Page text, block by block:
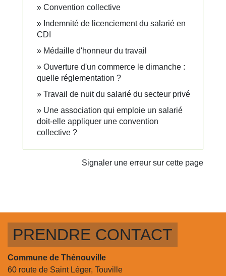
Convention collective
Indemnité de licenciement du salarié en
CDI
Médaille d'honneur du travail
Ouverture d'un commerce le dimanche :
quelle réglementation ?
Travail de nuit du salarié du secteur privé
Une association qui emploie un salarié
doit-elle appliquer une convention
collective ?
Signaler une erreur sur cette page
PRENDRE CONTACT
Commune de Thénouville
60 route de Saint Léger, Touville